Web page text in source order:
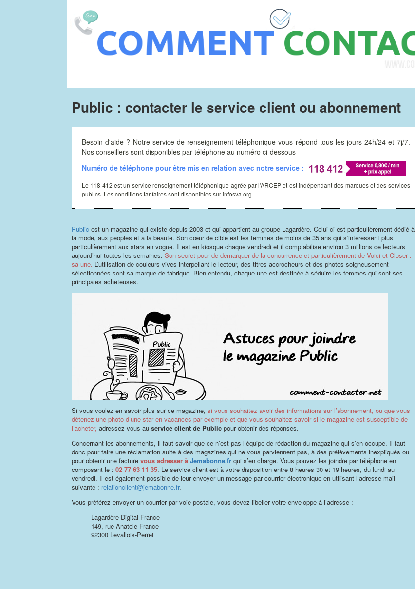
Public : contacter le service client ou abonnement
Besoin d'aide ? Notre service de renseignement téléphonique vous répond tous les jours 24h/24 et 7j/7.
Nos conseillers sont disponibles par téléphone au numéro ci-dessous
Numéro de téléphone pour être mis en relation avec notre service :
Le 118 412 est un service renseignement téléphonique agrée par l'ARCEP et est indépendant des marques et des services
publics. Les conditions tarifaires sont disponibles sur infosva.org
Public est un magazine qui existe depuis 2003 et qui appartient au groupe Lagardère. Celui-ci est particulièrement dédié à
la mode, aux peoples et à la beauté. Son cœur de cible est les femmes de moins de 35 ans qui s’intéressent plus
particulièrement aux stars en vogue. Il est en kiosque chaque vendredi et il comptabilise environ 3 millions de lecteurs
aujourd’hui toutes les semaines. Son secret pour de démarquer de la concurrence et particulièrement de Voici et Closer :
sa une. L’utilisation de couleurs vives interpellant le lecteur, des titres accrocheurs et des photos soigneusement
sélectionnées sont sa marque de fabrique. Bien entendu, chaque une est destinée à séduire les femmes qui sont ses
principales acheteuses.
Si vous voulez en savoir plus sur ce magazine, si vous souhaitez avoir des informations sur l’abonnement, ou que vous
détenez une photo d’une star en vacances par exemple et que vous souhaitez savoir si le magazine est susceptible de
l’acheter, adressez-vous au service client de Public pour obtenir des réponses.
Concernant les abonnements, il faut savoir que ce n’est pas l’équipe de rédaction du magazine qui s’en occupe. Il faut
donc pour faire une réclamation suite à des magazines qui ne vous parviennent pas, à des prélèvements inexpliqués ou
pour obtenir une facture vous adresser à Jemabonne.fr qui s’en charge. Vous pouvez les joindre par téléphone en
composant le : 02 77 63 11 35. Le service client est à votre disposition entre 8 heures 30 et 19 heures, du lundi au
vendredi. Il est également possible de leur envoyer un message par courrier électronique en utilisant l’adresse mail
suivante : relationclient@jemabonne.fr.
Vous préférez envoyer un courrier par voie postale, vous devez libeller votre enveloppe à l’adresse :
Lagardère Digital France
149, rue Anatole France
92300 Levallois-Perret